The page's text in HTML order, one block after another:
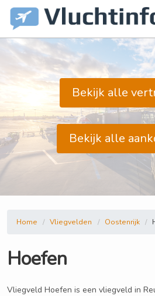
Bekijk alle
Bekijk alle
Home Vliegvelden Oostenrijk
Hoefen
Vliegveld Hoefen is een vliegveld in